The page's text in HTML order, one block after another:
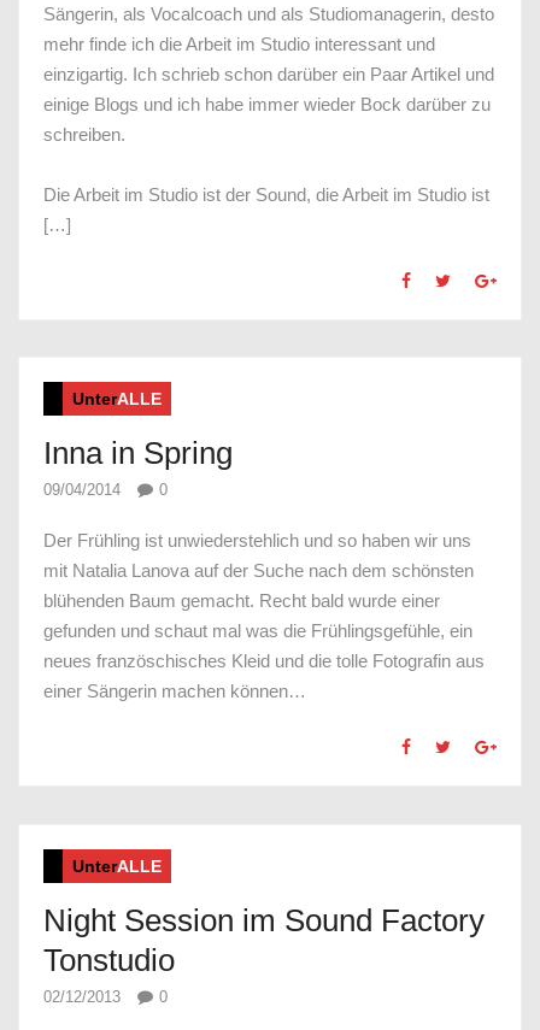
Sängerin, als Vocalcoach und als Studiomanagerin, desto
mehr finde ich die Arbeit im Studio interessant und
einzigartig. Ich schrieb schon darüber ein Paar Artikel und
einige Blogs und ich habe immer wieder Bock darüber zu
schreiben.
Die Arbeit im Studio ist der Sound, die Arbeit im Studio ist
[…]
UnterALLE
Inna in Spring
09/04/2014 0
Der Frühling ist unwiederstehlich und so haben wir uns
mit Natalia Lanova auf der Suche nach dem schönsten
blühenden Baum gemacht. Recht bald wurde einer
gefunden und schaut mal was die Frühlingsgefühle, ein
neues französchisches Kleid und die tolle Fotografin aus
einer Sängerin machen können…
UnterALLE
Night Session im Sound Factory
Tonstudio
02/12/2013 0